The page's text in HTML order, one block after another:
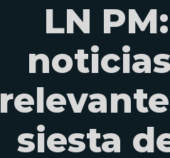
LN
siesta